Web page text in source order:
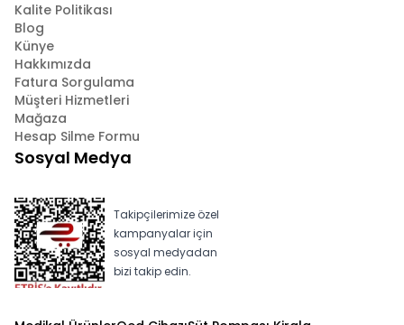
Kalite Politikası
Blog
Künye
Hakkımızda
Fatura Sorgulama
Müşteri Hizmetleri
Mağaza
Hesap Silme Formu
Sosyal Medya
Takipçilerimize özel
kampanyalar için
sosyal medyadan
bizi takip edin.